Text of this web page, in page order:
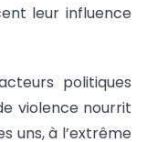
leur influence
politiques
violence nourrit
uns, à l’extrême